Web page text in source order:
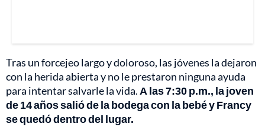
Tras un forcejeo largo y doloroso, las jóvenes la dejaron
con la herida abierta y no le prestaron ninguna ayuda
para intentar salvarle la vida. A las 7:30 p.m., la joven
de 14 años salió de la bodega con la bebé y Francy
se quedó dentro del lugar.